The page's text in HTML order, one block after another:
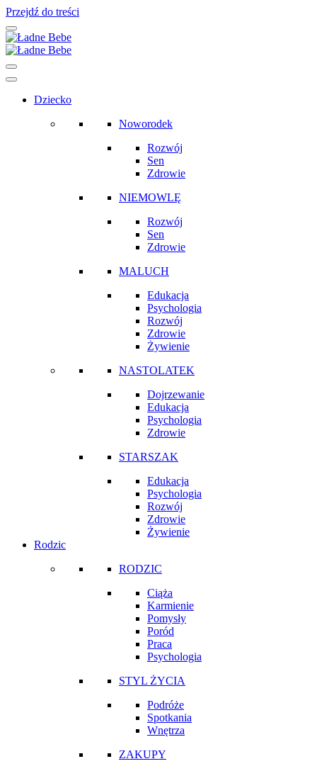
Przejdź do treści
Main
Navigation
Dziecko
Noworodek
Rozwój
Sen
Zdrowie
NIEMOWLĘ
Rozwój
Sen
Zdrowie
MALUCH
Edukacja
Psychologia
Rozwój
Zdrowie
Żywienie
NASTOLATEK
Dojrzewanie
Edukacja
Psychologia
Zdrowie
STARSZAK
Edukacja
Psychologia
Rozwój
Zdrowie
Żywienie
Rodzic
RODZIC
Ciąża
Karmienie
Pomysły
Poród
Praca
Psychologia
STYL ŻYCIA
Podróże
Spotkania
Wnętrza
ZAKUPY